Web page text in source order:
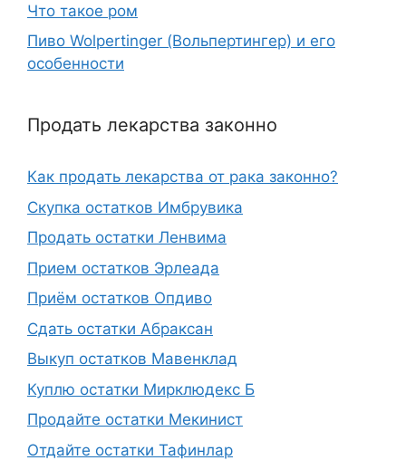
Что такое ром
Пиво Wolpertinger (Вольпертингер) и его
особенности
Продать лекарства законно
Как продать лекарства от рака законно?
Скупка остатков Имбрувика
Продать остатки Ленвима
Прием остатков Эрлеада
Приём остатков Опдиво
Сдать остатки Абраксан
Выкуп остатков Мавенклад
Куплю остатки Мирклюдекс Б
Продайте остатки Мекинист
Отдайте остатки Тафинлар